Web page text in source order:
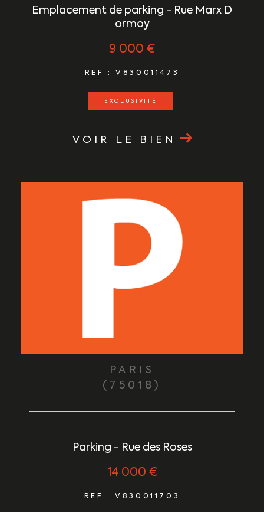
Emplacement de parking - Rue Marx D
ormoy
9 000 €
REF : V830011473
EXCLUSIVITÉ
VOIR LE BIEN
PARIS
(75018)
Parking - Rue des Roses
14 000 €
REF : V830011703